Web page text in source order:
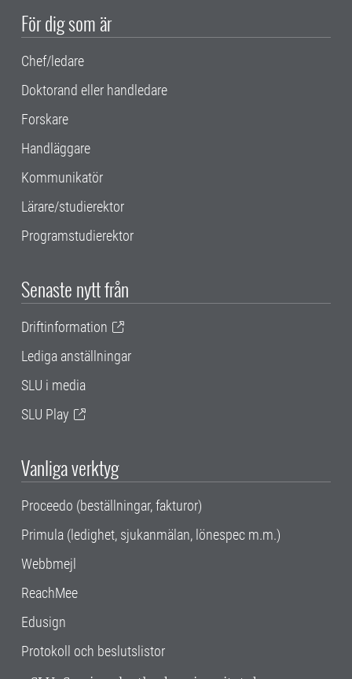
För dig som är
Chef/ledare
Doktorand eller handledare
Forskare
Handläggare
Kommunikatör
Lärare/studierektor
Programstudierektor
Senaste nytt från
Driftinformation
Lediga anställningar
SLU i media
SLU Play
Vanliga verktyg
Proceedo (beställningar, fakturor)
Primula (ledighet, sjukanmälan, lönespec m.m.)
Webbmejl
ReachMee
Edusign
Protokoll och beslutslistor